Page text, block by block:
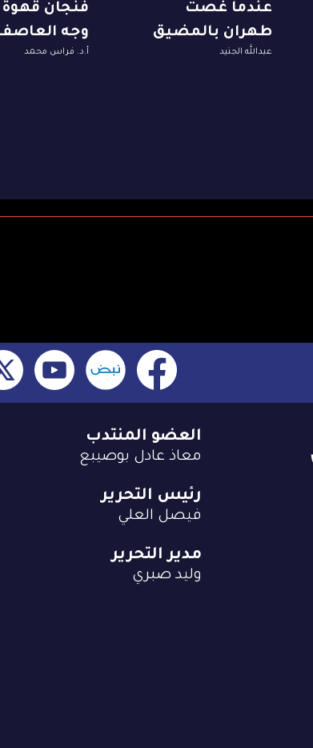
عندما غصت
طهران بالمضيق
عبدالله الجنيد
فنجان
وجه
أ.د. فراس محمد
العضو المنتدب
معاذ عادل بوصيبع
رئيس التحرير
فيصل العلي
مدير التحرير
وليد صبري